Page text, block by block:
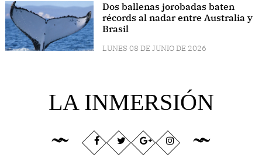
Dos ballenas jorobadas baten
récords al nadar entre Australia y
Brasil
LUNES 08 DE JUNIO DE 2026
LA INMERSIÓN